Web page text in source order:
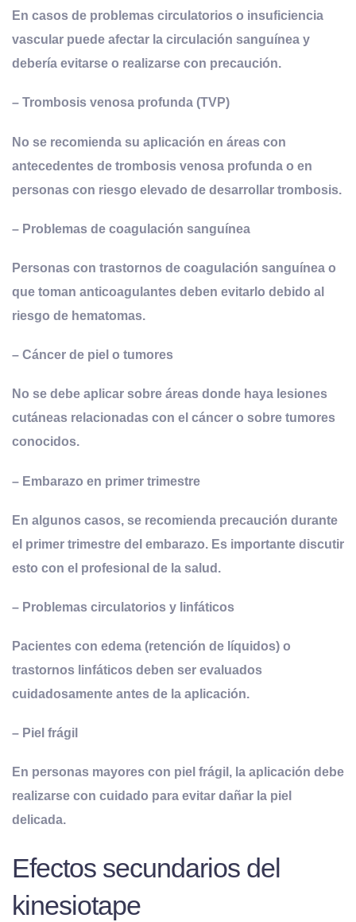
En casos de problemas circulatorios o insuficiencia
vascular puede afectar la circulación sanguínea y
debería evitarse o realizarse con precaución.
– Trombosis venosa profunda (TVP)
No se recomienda su aplicación en áreas con
antecedentes de trombosis venosa profunda o en
personas con riesgo elevado de desarrollar trombosis.
– Problemas de coagulación sanguínea
Personas con trastornos de coagulación sanguínea o
que toman anticoagulantes deben evitarlo debido al
riesgo de hematomas.
– Cáncer de piel o tumores
No se debe aplicar sobre áreas donde haya lesiones
cutáneas relacionadas con el cáncer o sobre tumores
conocidos.
– Embarazo en primer trimestre
En algunos casos, se recomienda precaución durante
el primer trimestre del embarazo. Es importante discutir
esto con el profesional de la salud.
– Problemas circulatorios y linfáticos
Pacientes con edema (retención de líquidos) o
trastornos linfáticos deben ser evaluados
cuidadosamente antes de la aplicación.
– Piel frágil
En personas mayores con piel frágil, la aplicación debe
realizarse con cuidado para evitar dañar la piel
delicada.
Efectos secundarios del
kinesiotape